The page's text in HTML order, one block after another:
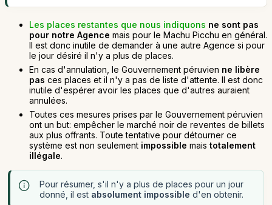
Les places restantes que nous indiquons ne sont pas
pour notre Agence mais pour le Machu Picchu en général.
Il est donc inutile de demander à une autre Agence si pour
le jour désiré il n'y a plus de places.
En cas d'annulation, le Gouvernement péruvien ne libère
pas ces places et il n'y a pas de liste d'attente. Il est donc
inutile d'espérer avoir les places que d'autres auraient
annulées.
Toutes ces mesures prises par le Gouvernement péruvien
ont un but: empêcher le marché noir de reventes de billets
aux plus offrants. Toute tentative pour détourner ce
système est non seulement impossible mais totalement
illégale.
Pour résumer, s'il n'y a plus de places pour un jour
donné, il est absolument impossible d'en obtenir.